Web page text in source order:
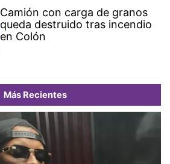
Camión con carga de granos
queda destruido tras incendio
en Colón
Más Recientes